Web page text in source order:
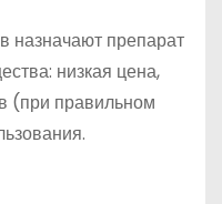
назначают препарат
низкая цена,
(при правильном